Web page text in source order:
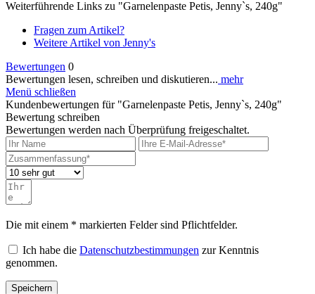
Weiterführende Links zu "Garnelenpaste Petis, Jenny`s, 240g"
Fragen zum Artikel?
Weitere Artikel von Jenny's
Bewertungen 0
Bewertungen lesen, schreiben und diskutieren... mehr
Menü schließen
Kundenbewertungen für "Garnelenpaste Petis, Jenny`s, 240g"
Bewertung schreiben
Bewertungen werden nach Überprüfung freigeschaltet.
Die mit einem * markierten Felder sind Pflichtfelder.
Ich habe die Datenschutzbestimmungen zur Kenntnis
genommen.
Speichern